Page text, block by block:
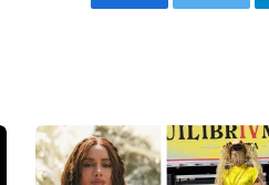
Facebook Twitter